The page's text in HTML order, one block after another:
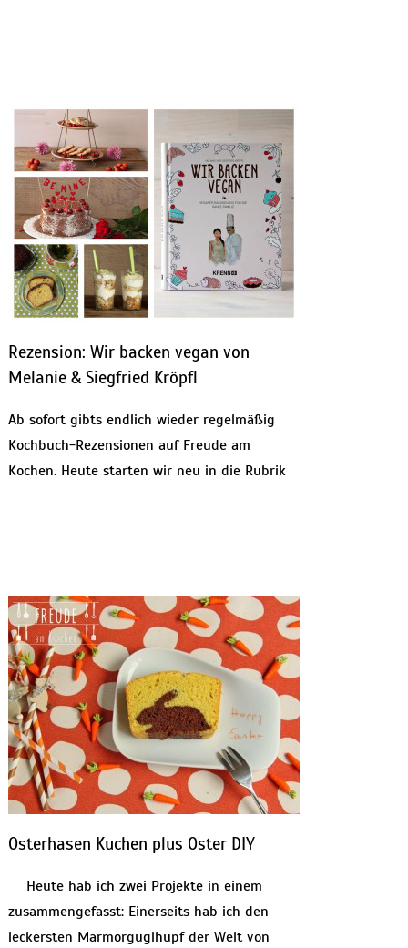
Rezension: Wir backen vegan von
Melanie & Siegfried Kröpfl
Ab sofort gibts endlich wieder regelmäßig
Kochbuch-Rezensionen auf Freude am
Kochen. Heute starten wir neu in die Rubrik
Osterhasen Kuchen plus Oster DIY
Heute hab ich zwei Projekte in einem
zusammengefasst: Einerseits hab ich den
leckersten Marmorguglhupf der Welt von